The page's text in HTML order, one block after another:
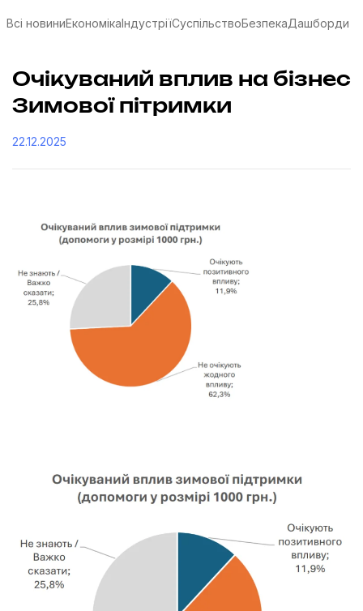
Всі новиниЕкономікаІндустріїСуспільствоБезпекаДашборди
Очікуваний вплив на бізнес
Зимової пітримки
22.12.2025